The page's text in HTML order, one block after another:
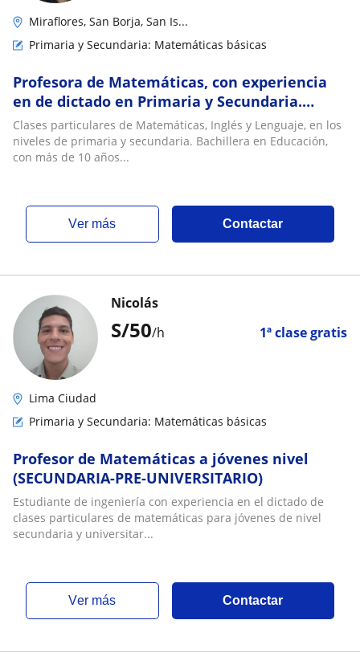
Miraflores, San Borja, San Is...
Primaria y Secundaria: Matemáticas básicas
Profesora de Matemáticas, con experiencia
en de dictado en Primaria y Secundaria.
Clases dinámicas, ordenadas y orientadas al
desarrollo de ejercicios!
Clases particulares de Matemáticas, Inglés y Lenguaje, en los
niveles de primaria y secundaria. Bachillera en Educación,
con más de 10 años...
ver más Contactar
S/50/h 1ª clase gratis
Nicolás
Lima Ciudad
Primaria y Secundaria: Matemáticas básicas
Profesor de Matemáticas a jóvenes nivel
(SECUNDARIA-PRE-UNIVERSITARIO)
Estudiante de ingeniería con experiencia en el dictado de
clases particulares de matemáticas para jóvenes de nivel
secundaria y universitar...
ver más Contactar